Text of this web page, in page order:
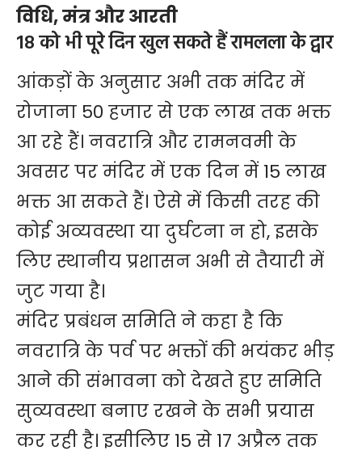
विधि, मंत्र और आरती
18 को भी पूरे दिन खुल सकते हैं रामलला के द्वार
आंकड़ों के अनुसार अभी तक मंदिर में
रोजाना 50 हजार से एक लाख तक भक्त
आ रहे हैं। नवरात्रि और रामनवमी के
अवसर पर मंदिर में एक दिन में 15 लाख
भक्त आ सकते हैं। ऐसे में किसी तरह की
कोई अव्यवस्था या दुर्घटना न हो, इसके
लिए स्थानीय प्रशासन अभी से तैयारी में
जुट गया है।
मंदिर प्रबंधन समिति ने कहा है कि
नवरात्रि के पर्व पर भक्तों की भयंकर भीड़
आने की संभावना को देखते हुए समिति
सुव्यवस्था बनाए रखने के सभी प्रयास
कर रही है। इसीलिए 15 से 17 अप्रैल तक